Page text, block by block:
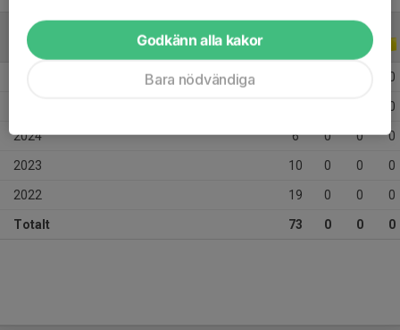
ALLA SERIER ALLA ÅR
0
0
2024 6 0 0 0
2023 10 0 0 0
2022 19 0 0 0
Totalt 73 0 0 0
Godkänn alla kakor
Bara nödvändiga